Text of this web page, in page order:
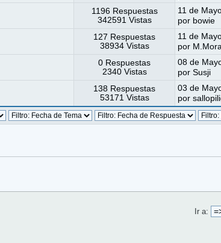
1196 Respuestas
342591 Vistas
11 de
por bowie
127 Respuestas
38934 Vistas
11 de
por
0 Respuestas
2340 Vistas
08 de
porSusji
138 Respuestas
53171 Vistas
03 de
por
Ir a: